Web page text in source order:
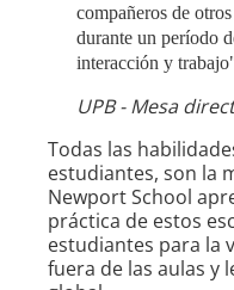
compañeros de
durante un período
interacción y
UPB - Mesa
Todas las
estudiantes, son la
Newport School
práctica de estos
estudiantes para la
fuera de las aulas y